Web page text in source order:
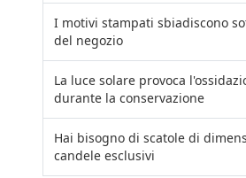
I motivi stampati sbiadiscono
del negozio
La luce solare provoca
durante la conservazione
Hai bisogno di scatole di
candele esclusivi